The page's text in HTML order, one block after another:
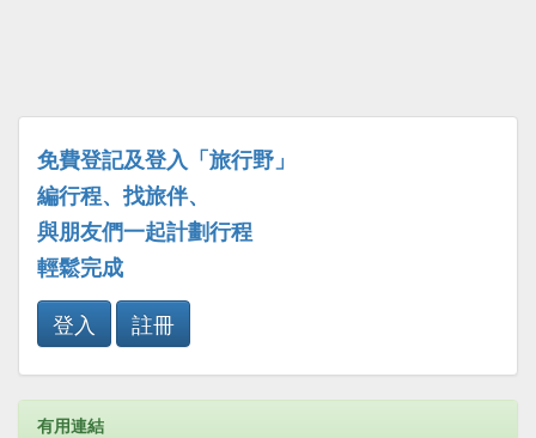
免費登記及登入「旅行野」
編行程、找旅伴、
與朋友們一起計劃行程
輕鬆完成
登入
註冊
有用連結